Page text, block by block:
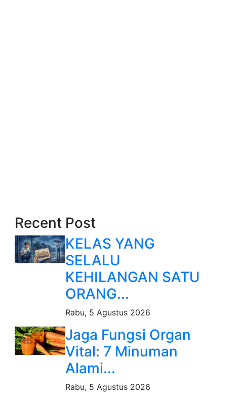
Recent Post
KELAS YANG
SELALU
KEHILANGAN SATU
ORANG...
Rabu, 5 Agustus 2026
Jaga Fungsi Organ
Vital: 7 Minuman
Alami...
Rabu, 5 Agustus 2026